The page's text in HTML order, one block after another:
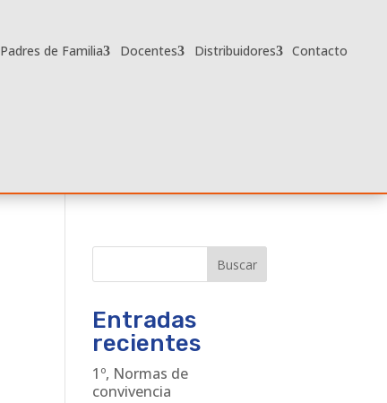
Padres de Familia Docentes Distribuidores Contacto
Buscar
Entradas
recientes
1º, Normas de
convivencia